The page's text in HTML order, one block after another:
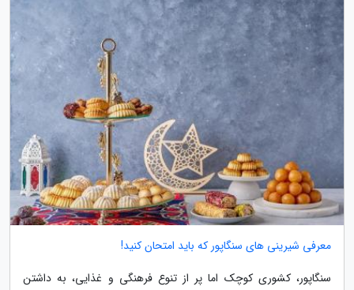
معرفی شیرینی های سنگاپور که باید امتحان کنید!
سنگاپور، کشوری کوچک اما پر از تنوع فرهنگی و غذایی، به داشتن